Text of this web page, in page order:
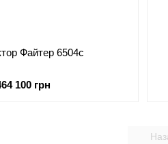
Файтер 6504c
100 грн